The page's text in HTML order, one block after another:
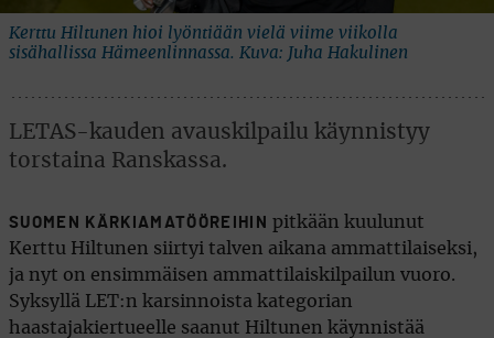
Kerttu Hiltunen hioi lyöntiään vielä viime viikolla
sisähallissa Hämeenlinnassa. Kuva: Juha Hakulinen
LETAS-kauden avauskilpailu käynnistyy
torstaina Ranskassa.
SUOMEN KÄRKIAMATÖÖREIHIN pitkään kuulunut
Kerttu Hiltunen siirtyi talven aikana ammattilaiseksi,
ja nyt on ensimmäisen ammattilaiskilpailun vuoro.
Syksyllä LET:n karsinnoista kategorian
haastajakiertueelle saanut Hiltunen käynnistää